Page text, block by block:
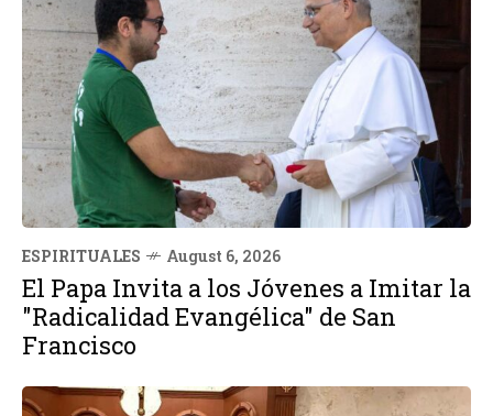
ESPIRITUALES August 6, 2026
El Papa Invita a los Jóvenes a Imitar la
"Radicalidad Evangélica" de San
Francisco